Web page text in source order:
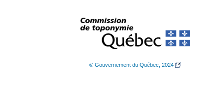
© Gouvernement du Québec, 2024